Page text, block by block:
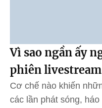
Vì sao ngần ấy
phiên livestream
Cơ chế nào khiến
các lần phát sóng,